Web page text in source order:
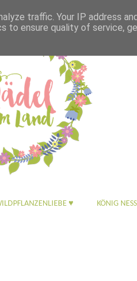
♥ KÖNIG
traffic. Your IP address
to ensure quality of service,